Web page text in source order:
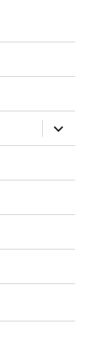
expand
child
menu